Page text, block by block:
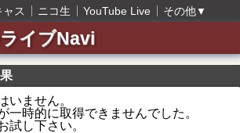
ャス ニコ生 YouTube Live その他▼
イブNavi
いません。
一時的に取得できませんでした。
試し下さい。